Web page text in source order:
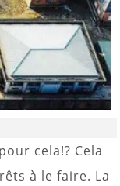
cela!? Cela
à le faire. La